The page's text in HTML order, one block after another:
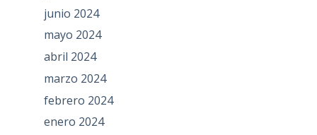
junio 2024
mayo 2024
abril 2024
marzo 2024
febrero 2024
enero 2024